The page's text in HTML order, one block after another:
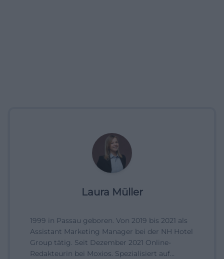
Laura Müller
1999 in Passau geboren. Von 2019 bis 2021 als
Assistant Marketing Manager bei der NH Hotel
Group tätig. Seit Dezember 2021 Online-
Redakteurin bei Moxios. Spezialisiert auf